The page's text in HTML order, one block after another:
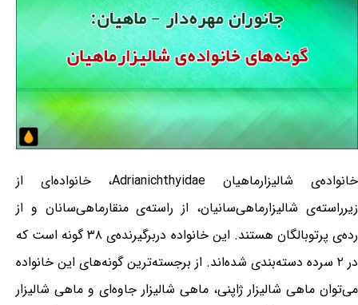
خانواده‌ی شالیزارماهیان Adrianichthyidae، خانواده‌ای از
زیرراسته‌ی شالیزارماهی‌سانیان، از راسته‌ی منقارماهی‌سانان و از
رده‌ی پرتوبالگان هستند. این خانواده دربرگیرنده‌ی ۳۸ گونه است که
در ۲ سرده دسته‌بندی شده‌اند. از برجسته‌ترین گونه‌های این خانواده
می‌توان ماهی شالیزار ژاپنی، ماهی شالیزار جاوه‌ای و ماهی شالیزار